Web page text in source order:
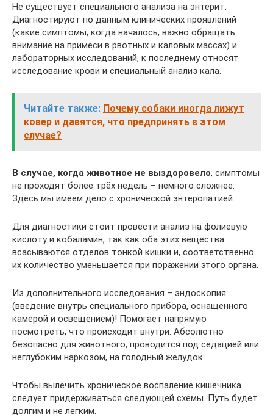
Не существует специального анализа на энтерит.
Диагностируют по данным клинических проявлений
(какие симптомы, когда началось, важно обращать
внимание на примеси в рвотных и каловых массах) и
лабораторных исследований, к последнему относят
исследование крови и специальный анализ кала.
Читайте также: Почему собаки иногда лижут
ковер и давятся, что предпринять в этом
случае?
В случае, когда животное не выздоровело, симптомы
не проходят более трёх недель – немного сложнее.
Здесь мы имеем дело с хронической энтеропатией.
Для диагностики стоит провести анализ на фолиевую
кислоту и кобаламин, так как оба этих вещества
всасываются отделов тонкой кишки и, соответственно
их количество уменьшается при поражении этого органа.
Из дополнительного исследования – эндоскопия
(введение внутрь специального прибора, оснащенного
камерой и освещением)! Помогает напрямую
посмотреть, что происходит внутри. Абсолютно
безопасно для животного, проводится под седацией или
неглубоким наркозом, на голодный желудок.
Чтобы вылечить хроническое воспаление кишечника
следует придерживаться следующей схемы. Путь будет
долгим и не легким.